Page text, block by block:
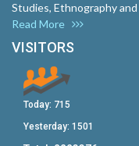
Studies, Ethnography
Read More
VISITORS
Today: 715
Yesterday: 1501